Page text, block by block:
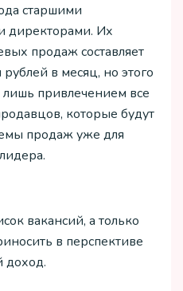
старшими
директорами. Их
продаж составляет
в месяц, но этого
лишь привлечением все
которые будут
продаж уже для
вакансий, а только
в перспективе
доход.